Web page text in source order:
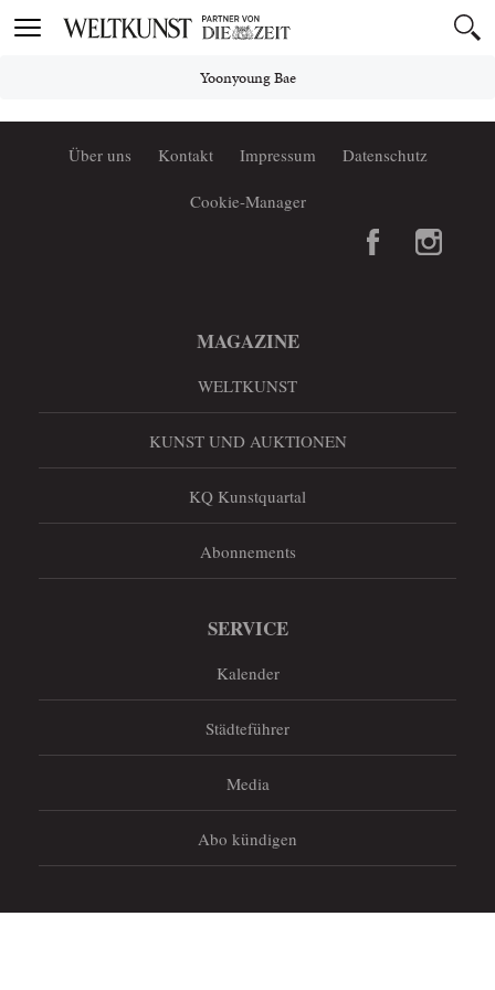
Toggle
Yoonyoung Bae
Über uns Kontakt Impressum Datenschutz
Cookie-Manager
MAGAZINE
WELTKUNST
KUNST UND AUKTIONEN
KQ Kunstquartal
Abonnements
SERVICE
Kalender
Städteführer
Media
Abo kündigen